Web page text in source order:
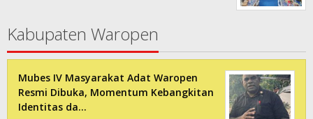
Kabupaten Waropen
Mubes IV Masyarakat Adat Waropen
Resmi Dibuka, Momentum Kebangkitan
Identitas da…